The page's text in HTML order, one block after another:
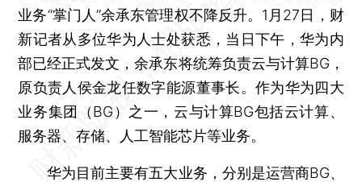
业务“掌门人”余承东管理权不降反升。1月27日，财
新记者从多位华为人士处获悉，当日下午，华为内
部已经正式发文，余承东将统筹负责云与计算BG，
原负责人侯金龙任数字能源董事长。作为华为四大
业务集团（BG）之一，云与计算BG包括云计算、
服务器、存储、人工智能芯片等业务。
华为目前主要有五大业务，分别是运营商BG、